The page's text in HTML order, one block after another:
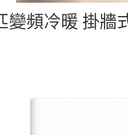
變頻冷暖 掛牆